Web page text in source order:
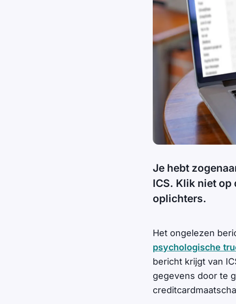
Je hebt
ICS. Klik niet
oplichters.
Het ongelezen
psychologische
bericht krijgt van
gegevens door te